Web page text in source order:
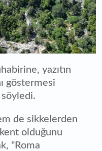
yazıtın
göstermesi
söyledi.
de sikkelerden
olduğunu
"Roma